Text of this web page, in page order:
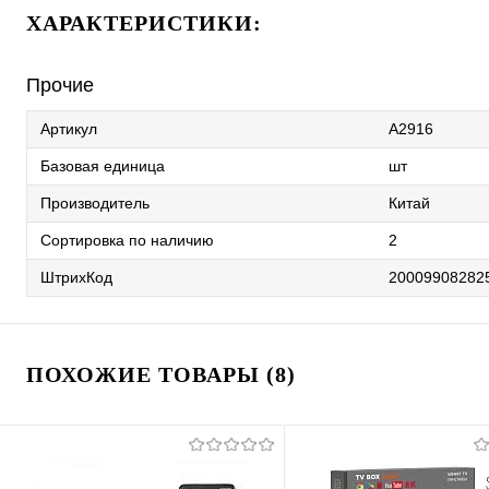
ХАРАКТЕРИСТИКИ:
Прочие
Артикул A2916
Базовая единица шт
Производитель Китай
Сортировка по наличию 2
ШтрихКод
ПОХОЖИЕ ТОВАРЫ (8)